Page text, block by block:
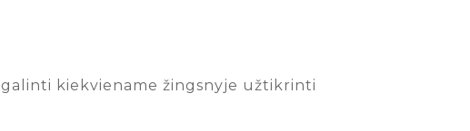
kiekviename žingsnyje užtikrinti